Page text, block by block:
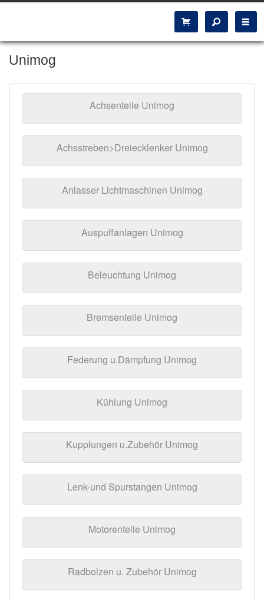
Unimog
Achsenteile Unimog
Achsstreben>Dreiecklenker Unimog
Anlasser Lichtmaschinen Unimog
Auspuffanlagen Unimog
Beleuchtung Unimog
Bremsenteile Unimog
Federung u.Dämpfung Unimog
Kühlung Unimog
Kupplungen u.Zubehör Unimog
Lenk-und Spurstangen Unimog
Motorenteile Unimog
Radbolzen u. Zubehör Unimog